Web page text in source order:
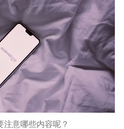
注意哪些内容呢？